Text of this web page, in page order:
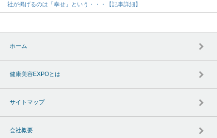
社が掲げるのは「幸せ」という・・・【記事詳細】
ホーム
健康美容EXPOとは
サイトマップ
会社概要